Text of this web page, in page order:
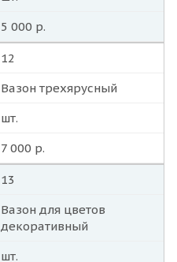
5 000 р.
12
Вазон трехярусный
шт.
7 000 р.
13
Вазон для цветов
декоративный
шт.